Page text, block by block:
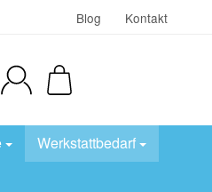
Blog Kontakt
Werkstattbedarf